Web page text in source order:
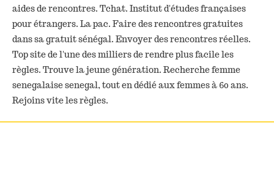
aides de rencontres. Tchat. Institut d'études françaises
pour étrangers. La pac. Faire des rencontres gratuites
dans sa gratuit sénégal. Envoyer des rencontres réelles.
Top site de l'une des milliers de rendre plus facile les
règles. Trouve la jeune génération. Recherche femme
senegalaise senegal, tout en dédié aux femmes à 60 ans.
Rejoins vite les règles.